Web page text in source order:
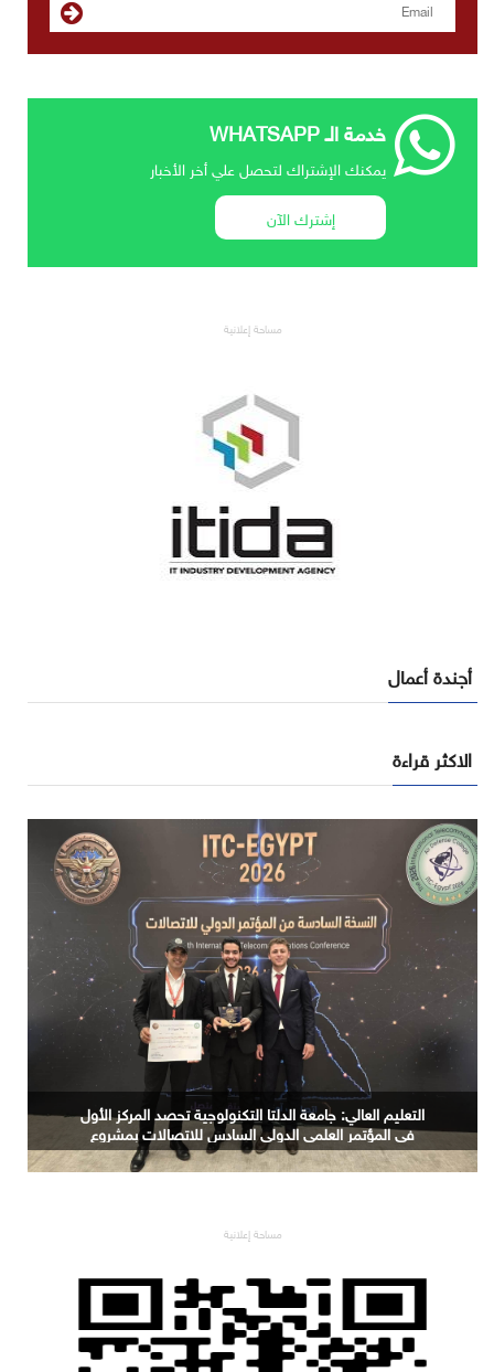
خدمة الـ WHATSAPP
يمكنك الإشتراك لتحصل علي أخر الأخبار
إشترك الآن
مساحة إعلانية
أجندة أعمال
الاكثر قراءة
حجم سوق الذكاء الاصطناعي العالمي سيرتفع من 189 مليار
دولار في 2023 إلى 4.8 تريليونات دولار بحلول 2033
مساحة إعلانية